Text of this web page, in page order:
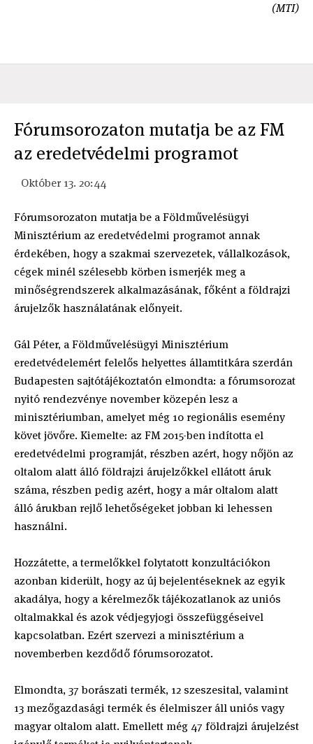
(MTI)
Fórumsorozaton mutatja be az FM
az eredetvédelmi programot
Október 13. 20:44
Fórumsorozaton mutatja be a Földművelésügyi
Minisztérium az eredetvédelmi programot annak
érdekében, hogy a szakmai szervezetek, vállalkozások,
cégek minél szélesebb körben ismerjék meg a
minőségrendszerek alkalmazásának, főként a földrajzi
árujelzők használatának előnyeit.
Gál Péter, a Földművelésügyi Minisztérium
eredetvédelemért felelős helyettes államtitkára szerdán
Budapesten sajtótájékoztatón elmondta: a fórumsorozat
nyitó rendezvénye november közepén lesz a
minisztériumban, amelyet még 10 regionális esemény
követ jövőre. Kiemelte: az FM 2015-ben indította el
eredetvédelmi programját, részben azért, hogy nőjön az
oltalom alatt álló földrajzi árujelzőkkel ellátott áruk
száma, részben pedig azért, hogy a már oltalom alatt
álló árukban rejlő lehetőségeket jobban ki lehessen
használni.
Hozzátette, a termelőkkel folytatott konzultációkon
azonban kiderült, hogy az új bejelentéseknek az egyik
akadálya, hogy a kérelmezők tájékozatlanok az uniós
oltalmakkal és azok védjegyjogi összefüggéseivel
kapcsolatban. Ezért szervezi a minisztérium a
novemberben kezdődő fórumsorozatot.
Elmondta, 37 borászati termék, 12 szeszesital, valamint
13 mezőgazdasági termék és élelmiszer áll uniós vagy
magyar oltalom alatt. Emellett még 47 földrajzi árujelzést